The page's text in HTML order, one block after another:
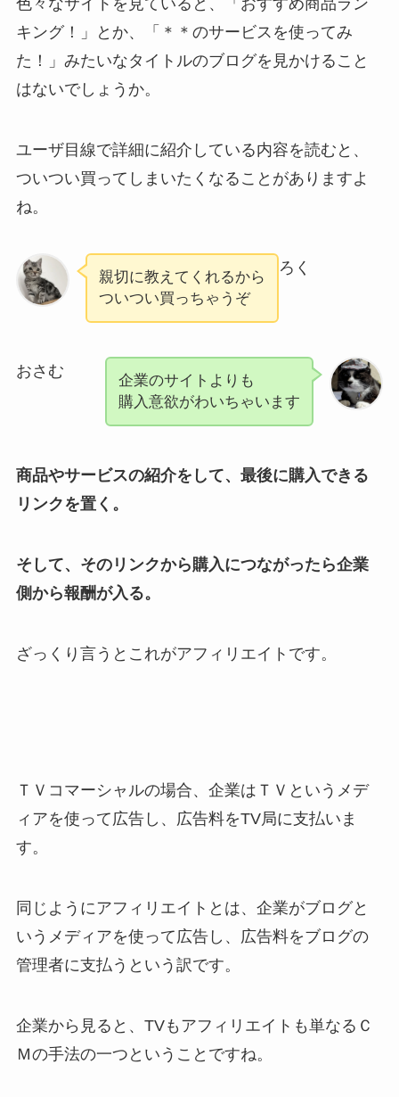
色々なサイトを見ていると、「おすすめ商品ラン
キング！」とか、「＊＊のサービスを使ってみ
た！」みたいなタイトルのブログを見かけること
はないでしょうか。
ユーザ目線で詳細に紹介している内容を読むと、
ついつい買ってしまいたくなることがありますよ
ね。
ろく
親切に教えてくれるから
ついつい買っちゃうぞ
おさむ
企業のサイトよりも
購入意欲がわいちゃいます
商品やサービスの紹介をして、最後に購入できる
リンクを置く。
そして、そのリンクから購入につながったら企業
側から報酬が入る。
ざっくり言うとこれがアフィリエイトです。
ＴＶコマーシャルの場合、企業はＴＶというメデ
ィアを使って広告し、広告料をTV局に支払いま
す。
同じようにアフィリエイトとは、企業がブログと
いうメディアを使って広告し、広告料をブログの
管理者に支払うという訳です。
企業から見ると、TVもアフィリエイトも単なるＣ
Ｍの手法の一つということですね。